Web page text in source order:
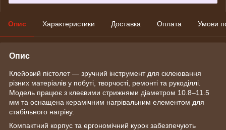
Опис Характеристики Доставка Оплата Умови
Опис
Клейовий пістолет — зручний інструмент для склеювання
різних матеріалів у побуті, творчості, ремонті та рукоділлі.
Модель працює з клеєвими стрижнями діаметром 10.8–11.5
мм та оснащена керамічним нагрівальним елементом для
стабільного нагріву.
Компактний корпус та ергономічний курок забезпечують